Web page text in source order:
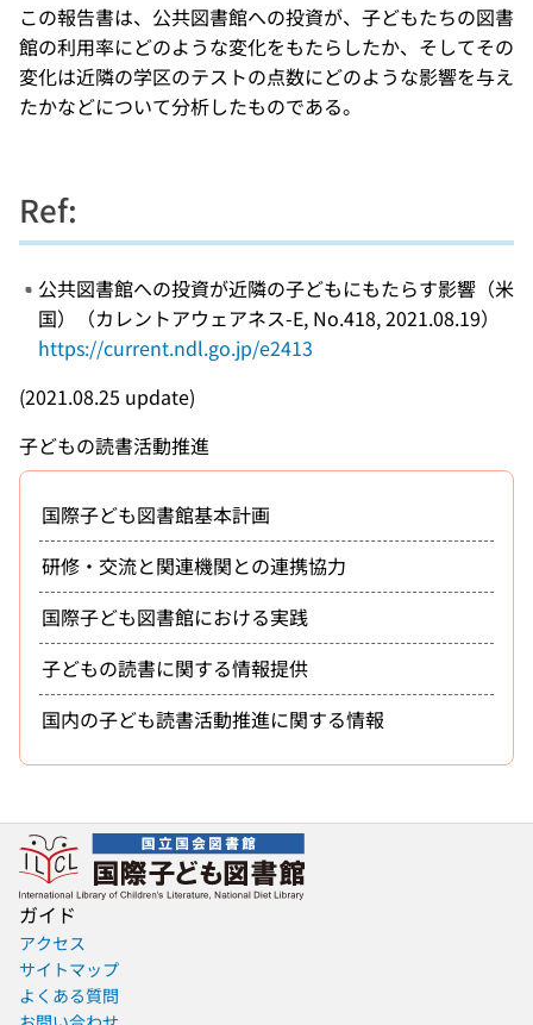
この報告書は、公共図書館への投資が、子どもたちの図書
館の利用率にどのような変化をもたらしたか、そしてその
変化は近隣の学区のテストの点数にどのような影響を与え
たかなどについて分析したものである。
Ref:
公共図書館への投資が近隣の子どもにもたらす影響（米
国）（カレントアウェアネス-E, No.418, 2021.08.19）
https://current.ndl.go.jp/e2413
(2021.08.25 update)
子どもの読書活動推進
国際子ども図書館基本計画
研修・交流と関連機関との連携協力
国際子ども図書館における実践
子どもの読書に関する情報提供
国内の子ども読書活動推進に関する情報
ガイド
アクセス
サイトマップ
よくある質問